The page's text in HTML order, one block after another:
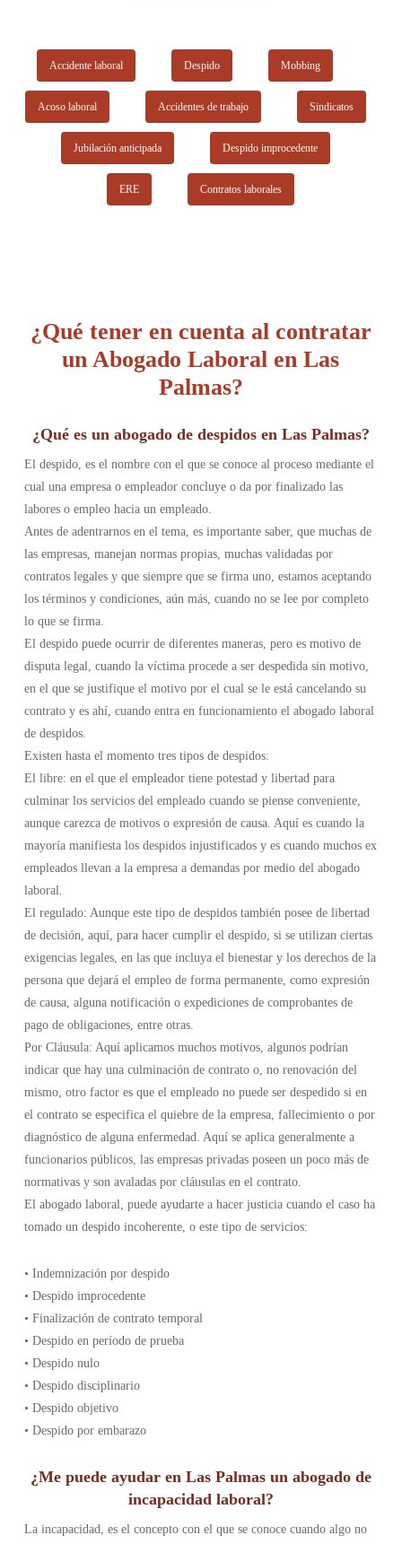
Accidente laboral Despido Mobbing
Acoso laboral Accidentes de trabajo Sindicatos
Jubilación anticipada Despido improcedente
ERE Contratos laborales
¿Qué tener en cuenta al contratar
un Abogado Laboral en Las
Palmas?
¿Qué es un abogado de despidos en Las Palmas?
El despido, es el nombre con el que se conoce al proceso mediante el
cual una empresa o empleador concluye o da por finalizado las
labores o empleo hacia un empleado.
Antes de adentrarnos en el tema, es importante saber, que muchas de
las empresas, manejan normas propias, muchas validadas por
contratos legales y que siempre que se firma uno, estamos aceptando
los términos y condiciones, aún más, cuando no se lee por completo
lo que se firma.
El despido puede ocurrir de diferentes maneras, pero es motivo de
disputa legal, cuando la víctima procede a ser despedida sin motivo,
en el que se justifique el motivo por el cual se le está cancelando su
contrato y es ahí, cuando entra en funcionamiento el abogado laboral
de despidos.
Existen hasta el momento tres tipos de despidos:
El libre: en el que el empleador tiene potestad y libertad para
culminar los servicios del empleado cuando se piense conveniente,
aunque carezca de motivos o expresión de causa. Aquí es cuando la
mayoría manifiesta los despidos injustificados y es cuando muchos ex
empleados llevan a la empresa a demandas por medio del abogado
laboral.
El regulado: Aunque este tipo de despidos también posee de libertad
de decisión, aquí, para hacer cumplir el despido, si se utilizan ciertas
exigencias legales, en las que incluya el bienestar y los derechos de la
persona que dejará el empleo de forma permanente, como expresión
de causa, alguna notificación o expediciones de comprobantes de
pago de obligaciones, entre otras.
Por Cláusula: Aquí aplicamos muchos motivos, algunos podrían
indicar que hay una culminación de contrato o, no renovación del
mismo, otro factor es que el empleado no puede ser despedido si en
el contrato se especifica el quiebre de la empresa, fallecimiento o por
diagnóstico de alguna enfermedad. Aquí se aplica generalmente a
funcionarios públicos, las empresas privadas poseen un poco más de
normativas y son avaladas por cláusulas en el contrato.
El abogado laboral, puede ayudarte a hacer justicia cuando el caso ha
tomado un despido incoherente, o este tipo de servicios:
• Indemnización por despido
• Despido improcedente
• Finalización de contrato temporal
• Despido en período de prueba
• Despido nulo
• Despido disciplinario
• Despido objetivo
• Despido por embarazo
¿Me puede ayudar en Las Palmas un abogado de
incapacidad laboral?
La incapacidad, es el concepto con el que se conoce cuando algo no